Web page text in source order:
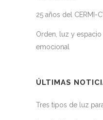
25 años del CERMI-
Orden, luz y
emocional
ÚLTIMAS
Tres tipos de luz